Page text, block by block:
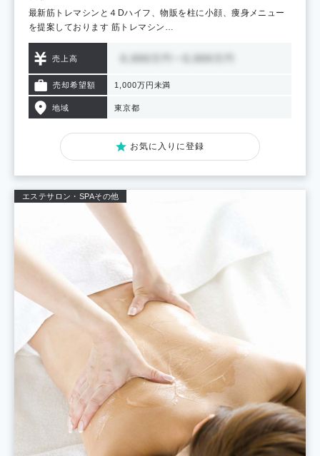
最新筋トレマシンと４Dハイフ、物販を柱に小顔、痩身メニュー
を提案しております 筋トレマシン…
売上高
売却希望額 1,000万円未満
地域 東京都
お気に入りに登録
エステサロン・SPAその他